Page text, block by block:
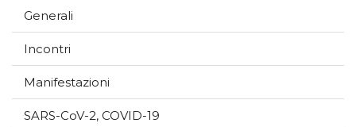
Generali
Incontri
Manifestazioni
SARS-CoV-2, COVID-19